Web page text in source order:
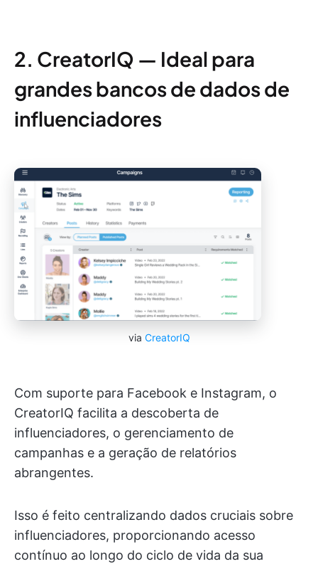
2. CreatorIQ — Ideal para
grandes bancos de dados de
influenciadores
via CreatorIQ
Com suporte para Facebook e Instagram, o
CreatorIQ facilita a descoberta de
influenciadores, o gerenciamento de
campanhas e a geração de relatórios
abrangentes.
Isso é feito centralizando dados cruciais sobre
influenciadores, proporcionando acesso
contínuo ao longo do ciclo de vida da sua